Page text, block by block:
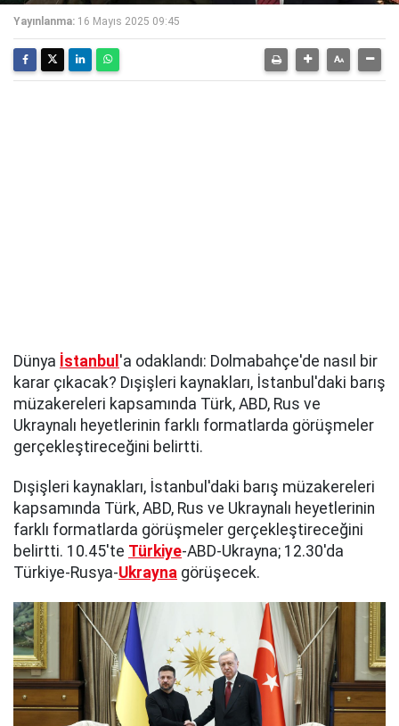
Yayınlanma: 16 Mayıs 2025 09:45
Dünya İstanbul 'a odaklandı: Dolmabahçe'de nasıl bir
karar çıkacak? Dışişleri kaynakları, İstanbul'daki barış
müzakereleri kapsamında Türk, ABD, Rus ve
Ukraynalı heyetlerinin farklı formatlarda görüşmeler
gerçekleştireceğini belirtti.
Dışişleri kaynakları, İstanbul'daki barış müzakereleri
kapsamında Türk, ABD, Rus ve Ukraynalı heyetlerinin
farklı formatlarda görüşmeler gerçekleştireceğini
belirtti. 10.45'te Türkiye-ABD-Ukrayna; 12.30'da
Türkiye-Rusya-Ukrayna görüşecek.